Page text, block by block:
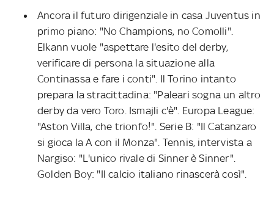
Ancora il futuro dirigenziale in casa Juventus in
primo piano: "No Champions, no Comolli".
Elkann vuole "aspettare l'esito del derby,
verificare di persona la situazione alla
Continassa e fare i conti". Il Torino intanto
prepara la stracittadina: "Paleari sogna un altro
derby da vero Toro. Ismajli c'è". Europa League:
"Aston Villa, che trionfo!". Serie B: "Il Catanzaro
si gioca la A con il Monza". Tennis, intervista a
Nargiso: "L'unico rivale di Sinner è Sinner".
Golden Boy: "Il calcio italiano rinascerà così".